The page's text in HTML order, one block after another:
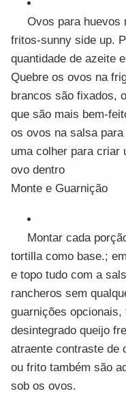
Ovos para huevos
fritos-sunny side up.
quantidade de azeite
Quebre os ovos na
brancos são fixados,
que são mais bem-
os ovos na salsa
uma colher para criar
ovo dentro
Monte e Guarnição
Montar cada
tortilla como base.;
e topo tudo com a
rancheros sem
guarnições
desintegrado queijo
atraente contraste de
ou frito também são
sob os ovos.